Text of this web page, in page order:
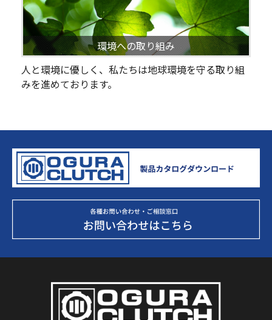
環境への取り組み
人と環境に優しく、私たちは地球環境を守る取り組
みを進めております。